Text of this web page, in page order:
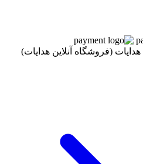
(فروشگاه آنلاین هدایات)